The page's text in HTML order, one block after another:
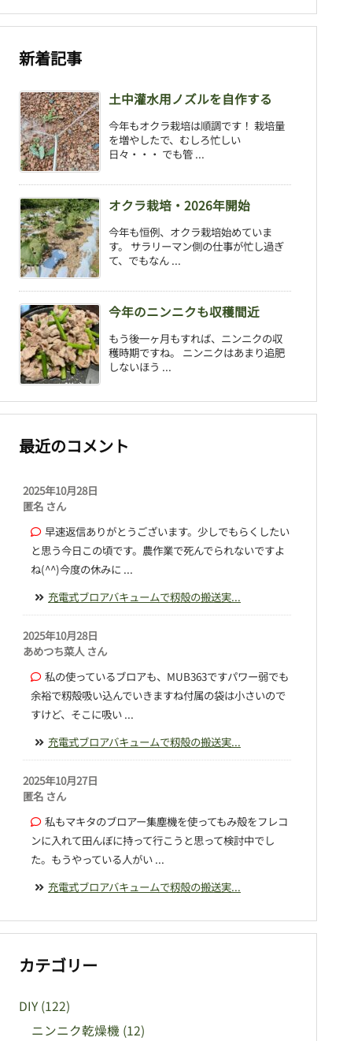
新着記事
土中灌水用ノズルを自作する
今年もオクラ栽培は順調です！ 栽培量
を増やしたで、むしろ忙しい
日々・・・ でも管 ...
オクラ栽培・2026年開始
今年も恒例、オクラ栽培始めていま
す。 サラリーマン側の仕事が忙し過ぎ
て、でもなん ...
今年のニンニクも収穫間近
もう後一ヶ月もすれば、ニンニクの収
穫時期ですね。 ニンニクはあまり追肥
しないほう ...
最近のコメント
2025年10月28日
匿名 さん
早速返信ありがとうございます。少しでもらくしたい
と思う今日この頃です。農作業で死んでられないですよ
ね(^^)今度の休みに ...
充電式ブロアバキュームで籾殻の搬送実...
2025年10月28日
あめつち菜人 さん
私の使っているブロアも、MUB363ですパワー弱でも
余裕で籾殻吸い込んでいきますね付属の袋は小さいので
すけど、そこに吸い ...
充電式ブロアバキュームで籾殻の搬送実...
2025年10月27日
匿名 さん
私もマキタのブロアー集塵機を使ってもみ殻をフレコ
ンに入れて田んぼに持って行こうと思って検討中でし
た。もうやっている人がい ...
充電式ブロアバキュームで籾殻の搬送実...
カテゴリー
DIY (122)
ニンニク乾燥機 (12)